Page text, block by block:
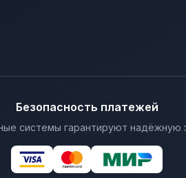
Безопасность платежей
системы гарантируют надёжную